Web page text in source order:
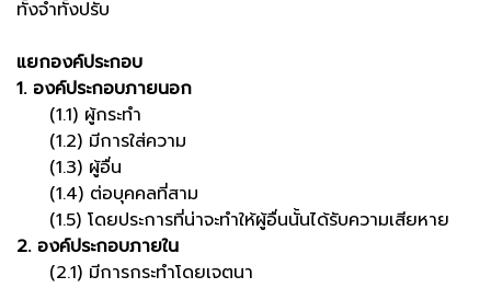
ทั้งจำทั้งปรับ
แยกองค์ประกอบ
1. องค์ประกอบภายนอก
(1.1) ผู้กระทำ
(1.2) มีการใส่ความ
(1.3) ผู้อื่น
(1.4) ต่อบุคคลที่สาม
(1.5) โดยประการที่น่าจะทำให้ผู้อื่นนั้นได้รับความเสียหาย
2. องค์ประกอบภายใน
(2.1) มีการกระทำโดยเจตนา